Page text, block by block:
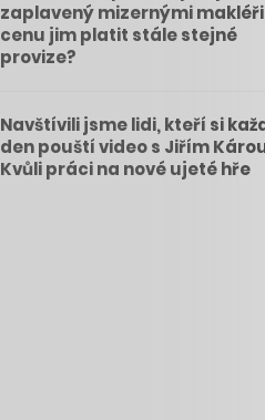
zaplavený mizernými
cenu jim platit stále stejné
provize?
Navštívili jsme lidi, kteří si
den pouští video s Jiřím
Kvůli práci na nové ujeté hře